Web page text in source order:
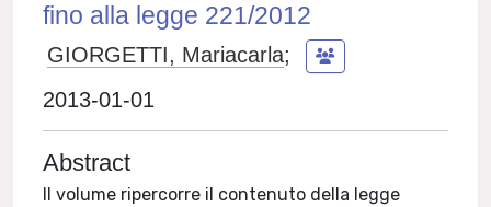
fino alla legge 221/2012
GIORGETTI, Mariacarla;
2013-01-01
Abstract
Il volume ripercorre il contenuto della legge